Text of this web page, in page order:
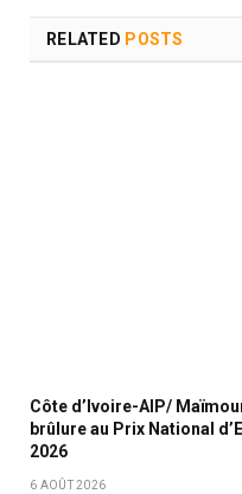
RELATED POSTS
Côte d’Ivoire-AIP/
brûlure au Prix National
2026
6 AOÛT 2026